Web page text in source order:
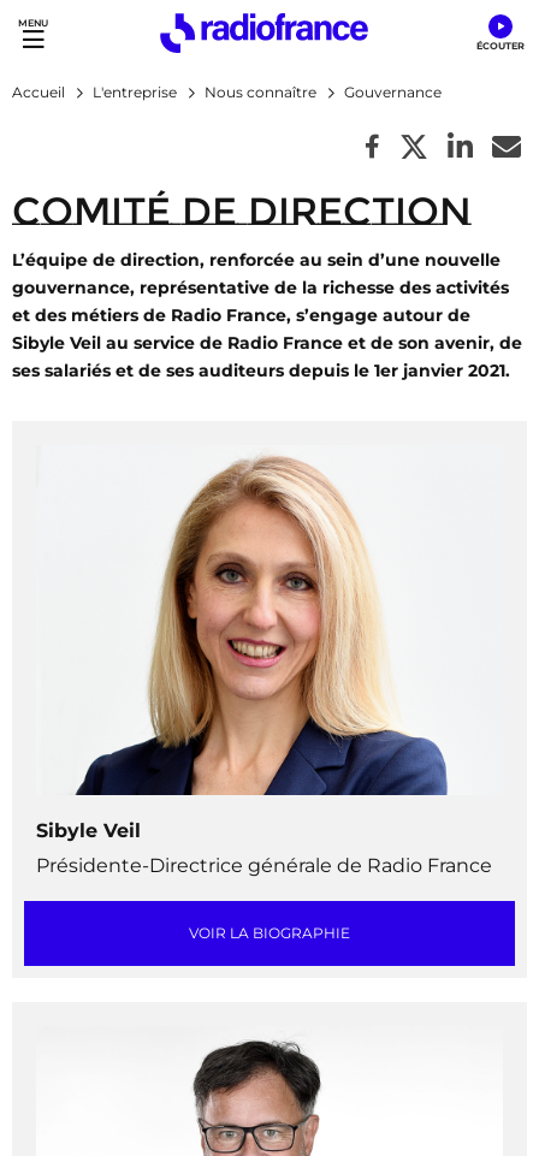
Accès direct :
Menu principal
Contenu
Accueil L'entreprise Nous connaître Gouvernance
Comité de direction
L’équipe de direction, renforcée au sein d’une nouvelle
gouvernance, représentative de la richesse des activités
et des métiers de Radio France, s’engage autour de
Sibyle Veil au service de Radio France et de son avenir, de
ses salariés et de ses auditeurs depuis le 1er janvier 2021.
Sibyle Veil
Présidente-Directrice générale de Radio France
VOIR LA BIOGRAPHIE